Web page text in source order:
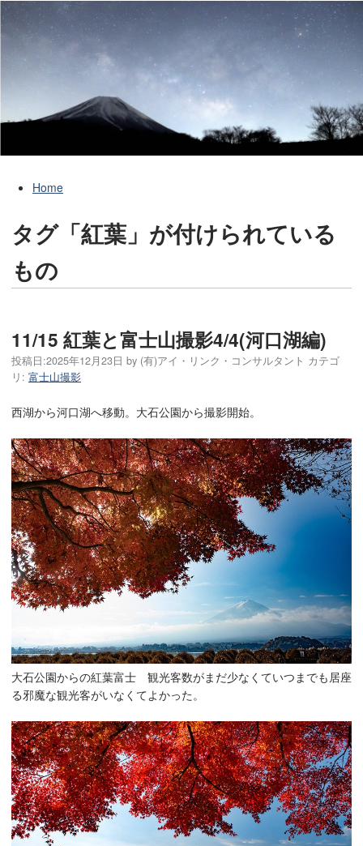
Home
タグ「紅葉」が付けられている
もの
11/15 紅葉と富士山撮影4/4(河口湖編)
投稿日:2025年12月23日 by (有)アイ・リンク・コンサルタント カテゴ
リ: 富士山撮影
西湖から河口湖へ移動。大石公園から撮影開始。
大石公園からの紅葉富士 観光客数がまだ少なくていつまでも居座
る邪魔な観光客がいなくてよかった。